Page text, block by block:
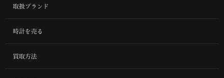
取扱ブランド
時計を売る
買取方法